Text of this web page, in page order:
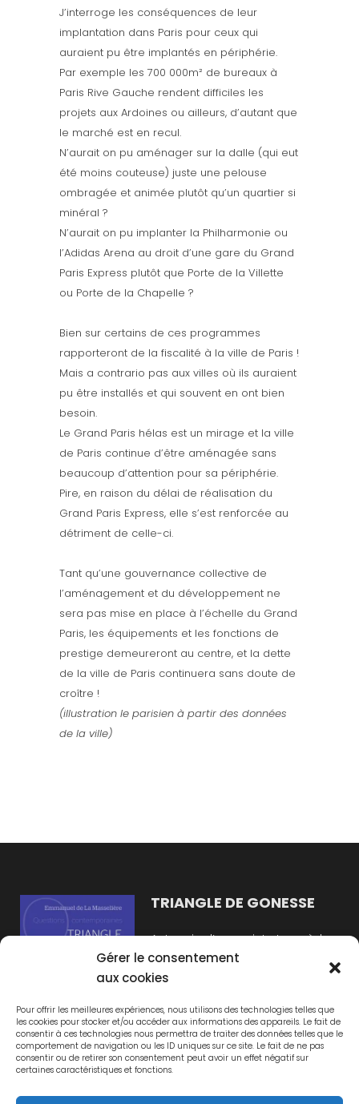
Gérer le consentement
aux cookies
Pour offrir les meilleures expériences, nous utilisons des technologies telles que
les cookies pour stocker et/ou accéder aux informations des appareils. Le fait de
consentir à ces technologies nous permettra de traiter des données telles que le
comportement de navigation ou les ID uniques sur ce site. Le fait de ne pas
consentir ou de retirer son consentement peut avoir un effet négatif sur
certaines caractéristiques et fonctions.
J’interroge les conséquences de leur
implantation dans Paris pour ceux qui
auraient pu être implantés en périphérie.
Par exemple les 700 000m² de bureaux à
Paris Rive Gauche rendent difficiles les
projets aux Ardoines ou ailleurs, d’autant que
le marché est en recul.
N’aurait on pu aménager sur la dalle (qui eut
été moins couteuse) juste une pelouse
ombragée et animée plutôt qu’un quartier si
minéral ?
N’aurait on pu implanter la Philharmonie ou
l’Adidas Arena au droit d’une gare du Grand
Paris Express plutôt que Porte de la Villette
ou Porte de la Chapelle ?
Bien sur certains de ces programmes
rapporteront de la fiscalité à la ville de Paris !
Mais a contrario pas aux villes où ils auraient
pu être installés et qui souvent en ont bien
besoin.
Le Grand Paris hélas est un mirage et la ville
de Paris continue d’être aménagée sans
beaucoup d’attention pour sa périphérie.
Pire, en raison du délai de réalisation du
Grand Paris Express, elle s’est renforcée au
détriment de celle-ci.
Tant qu’une gouvernance collective de
l’aménagement et du développement ne
sera pas mise en place à l’échelle du Grand
Paris, les équipements et les fonctions de
prestige demeureront au centre, et la dette
de la ville de Paris continuera sans doute de
croître !
(illustration le parisien à partir des données
de la ville)
TRIANGLE DE GONESSE
Autopsie d’un projet et remèdes
pour de futures opérations
d’aménagement
Masselière